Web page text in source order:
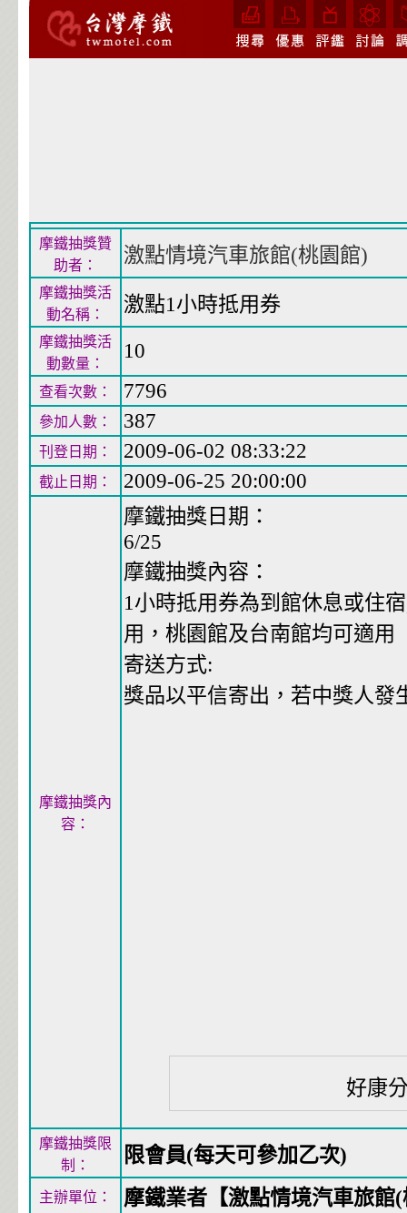
摩鐵抽獎贊
助者：
激點情境汽車旅館(桃園館)
摩鐵抽獎活
動名稱：
激點1小時抵用券
摩鐵抽獎活
動數量：
10
查看次數： 7796
參加人數： 387
刊登日期： 2009-06-02 08:33:22
截止日期： 2009-06-25 20:00:00
摩鐵抽獎內
容：
摩鐵抽獎日期：
6/25
摩鐵抽獎內容：
1小時抵用券為到館休息或住
用，桃園館及台南館均可適用
寄送方式:
獎品以平信寄出，若中獎人發
好康
摩鐵抽獎限
制：
限會員(每天可參加乙次)
主辦單位： 摩鐵業者【激點情境汽車旅館